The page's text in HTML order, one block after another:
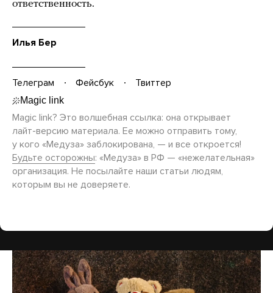
ответственность.
Илья Бер
Телеграм Фейсбук Твиттер
Magic link? Это волшебная ссылка: она открывает
лайт-версию материала. Ее можно отправить тому,
у кого «Медуза» заблокирована, — и все откроется!
Будьте осторожны: «Медуза» в РФ — «нежелательная»
организация. Не посылайте наши статьи людям,
которым вы не доверяете.